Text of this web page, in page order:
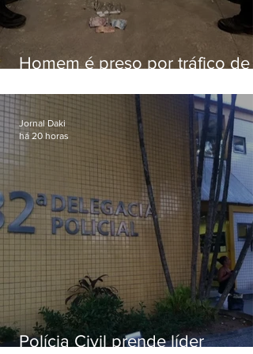
Homem é preso por tráfico de
Polícia Civil prende líder
Jornal Daki
há 20 horas